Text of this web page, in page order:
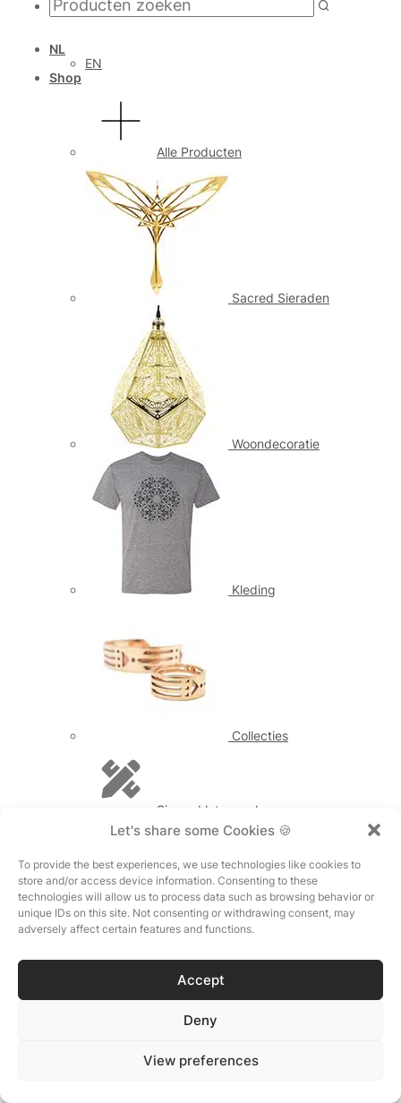
Let's share some Cookies 🍪
To provide the best experiences, we use technologies like cookies to
store and/or access device information. Consenting to these
technologies will allow us to process data such as browsing behavior or
unique IDs on this site. Not consenting or withdrawing consent, may
adversely affect certain features and functions.
Accept
Deny
View preferences
NL
EN
Shop
Alle Producten
Sacred Sieraden
Woondecoratie
Kleding
Collecties
Sieraad laten maken
Maattabel
Verlanglijst
Heilige Geometrie